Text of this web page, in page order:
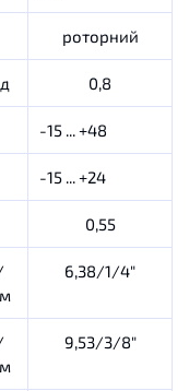
роторний
0,8
-15 ... +48
-15 ... +24
0,55
6,38/1/4"
9,53/3/8"